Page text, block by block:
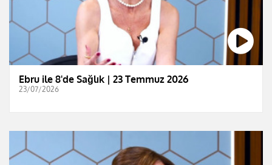
Ebru ile 8'de Sağlık | 23 Temmuz 2026
23/07/2026